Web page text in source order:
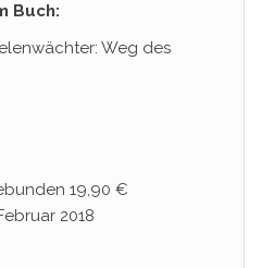
Buch:
Weg des
19,90 €
2018